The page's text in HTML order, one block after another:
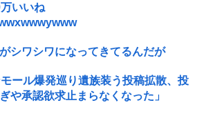
いいね
シワシワになってきてるんだが
モール爆発巡り遺族装う投稿拡散、投
や承認欲求止まらなくなった」